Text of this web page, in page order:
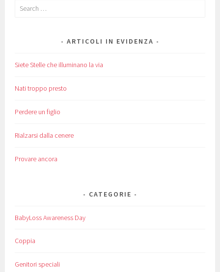
Search
ARTICOLI IN EVIDENZA
Siete Stelle che illuminano la via
Nati troppo presto
Perdere un figlio
Rialzarsi dalla cenere
Provare ancora
CATEGORIE
BabyLoss Awareness Day
Coppia
Genitori speciali